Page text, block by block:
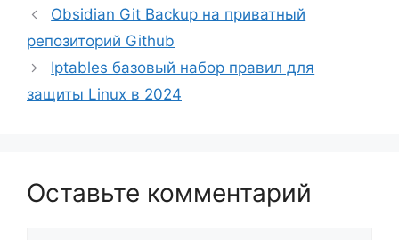
Obsidian Git Backup на приватный
репозиторий Github
Iptables базовый набор правил для
защиты Linux в 2024
Оставьте комментарий